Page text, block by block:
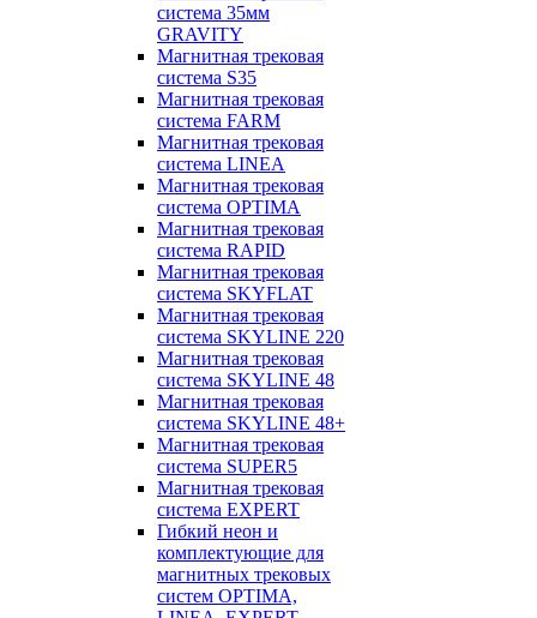
система 35мм
GRAVITY
Магнитная трековая
система S35
Магнитная трековая
система FARM
Магнитная трековая
система LINEA
Магнитная трековая
система OPTIMA
Магнитная трековая
система RAPID
Магнитная трековая
система SKYFLAT
Магнитная трековая
система SKYLINE 220
Магнитная трековая
система SKYLINE 48
Магнитная трековая
система SKYLINE 48+
Магнитная трековая
система SUPER5
Магнитная трековая
система EXPERT
Гибкий неон и
комплектующие для
магнитных трековых
систем OPTIMA,